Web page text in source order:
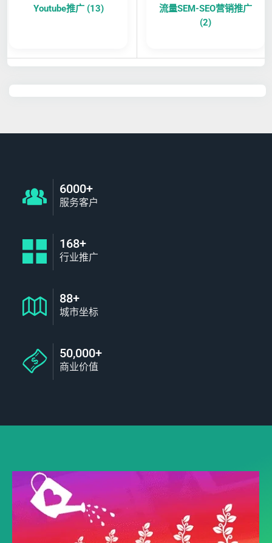
Youtube推广 (13)
流量SEM-SEO营销推广
(2)
6000+
服务客户
168+
行业推广
88+
城市坐标
50,000+
商业价值